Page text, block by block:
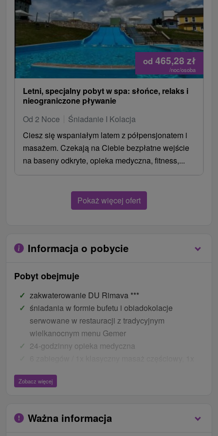
od 465,28 zł
/noc/osoba
Letni, specjalny pobyt w spa: słońce, relaks i
nieograniczone pływanie
Od 2 Noce
Śniadanie I Kolacja
Ciesz się wspaniałym latem z półpensjonatem i
masażem. Czekają na Ciebie bezpłatne wejście
na baseny odkryte, opieka medyczna, fitness,...
Pokaż więcej ofert
Informacja o pobycie
Pobyt obejmuje
zakwaterowanie DU Rimava ***
śniadania w formie bufetu i obiadokolacje
serwowane w restauracji z tradycyjnym
wielkanocnym menu Gemer
24-godzinny opieka medyczna
1x sucha kąpiel gazowa, 1x kąpiel ozonowa
Zobacz więcej
Ważna informacja